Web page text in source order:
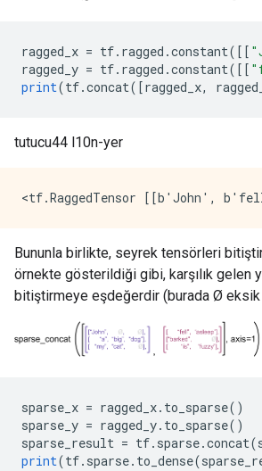
ragged_x = tf. ragged .constant([[
ragged_y = tf. ragged .constant([[
print(tf.concat([ragged_x,
tutucu44 l10n-yer
Bununla birlikte, seyrek tensörleri
örnekte gösterildiği gibi, karşılık gelen
bitiştirmeye eşdeğerdir (burada Ø
sparse_x = ragged_x. to_sparse()
sparse_y = ragged_y. to_sparse()
sparse_result = tf. sparse.concat(
print(tf. sparse. to_dense(